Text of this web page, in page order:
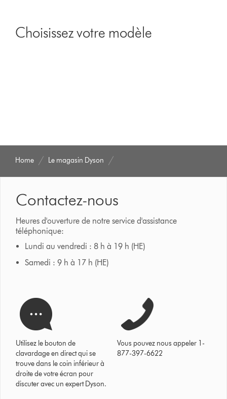
to
Choisissez votre modèle
Home Le magasin Dyson
Contactez-nous
Heures d'ouverture de notre service d'assistance
téléphonique:
Lundi au vendredi : 8 h à 19 h (HE)
Samedi : 9 h à 17 h (HE)
Utilisez le bouton de
clavardage en direct qui se
trouve dans le coin inférieur à
droite de votre écran pour
discuter avec un expert Dyson.
Vous pouvez nous appeler 1-
877-397-6622